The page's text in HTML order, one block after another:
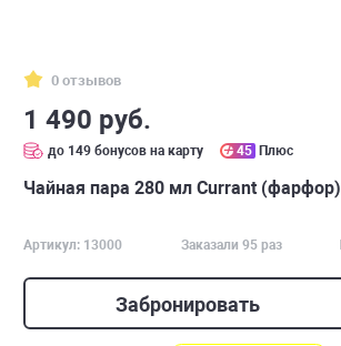
0 отзывов
1 490 руб.
до 149 бонусов на карту 45 Плюс
Чайная пара 280 мл Currant (фарфор)
Артикул: 13000 Заказали 95 раз
Забронировать